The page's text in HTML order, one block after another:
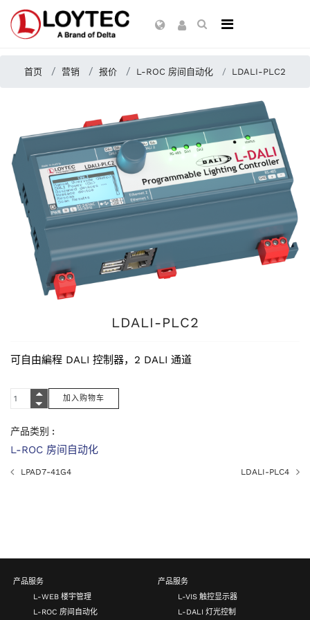
首页 营销 报价 L-ROC 房间自动化 LDALI-PLC2
LDALI-PLC2
可自由編程 DALI 控制器，2 DALI 通道
产品类别 :
L-ROC 房间自动化
LPAD7-41G4 LDALI-PLC4
产品服务
L-WEB 楼宇管理
L-ROC 房间自动化
产品服务
L-VIS 触控显示器
L-DALI 灯光控制